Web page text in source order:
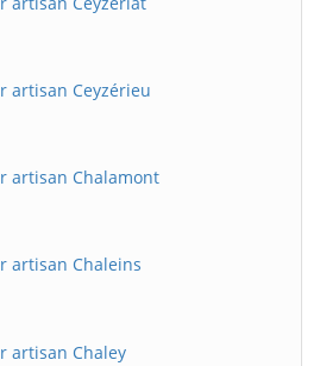
artisan Ceyzérieu
artisan Chalamont
artisan Chaleins
artisan Chaley